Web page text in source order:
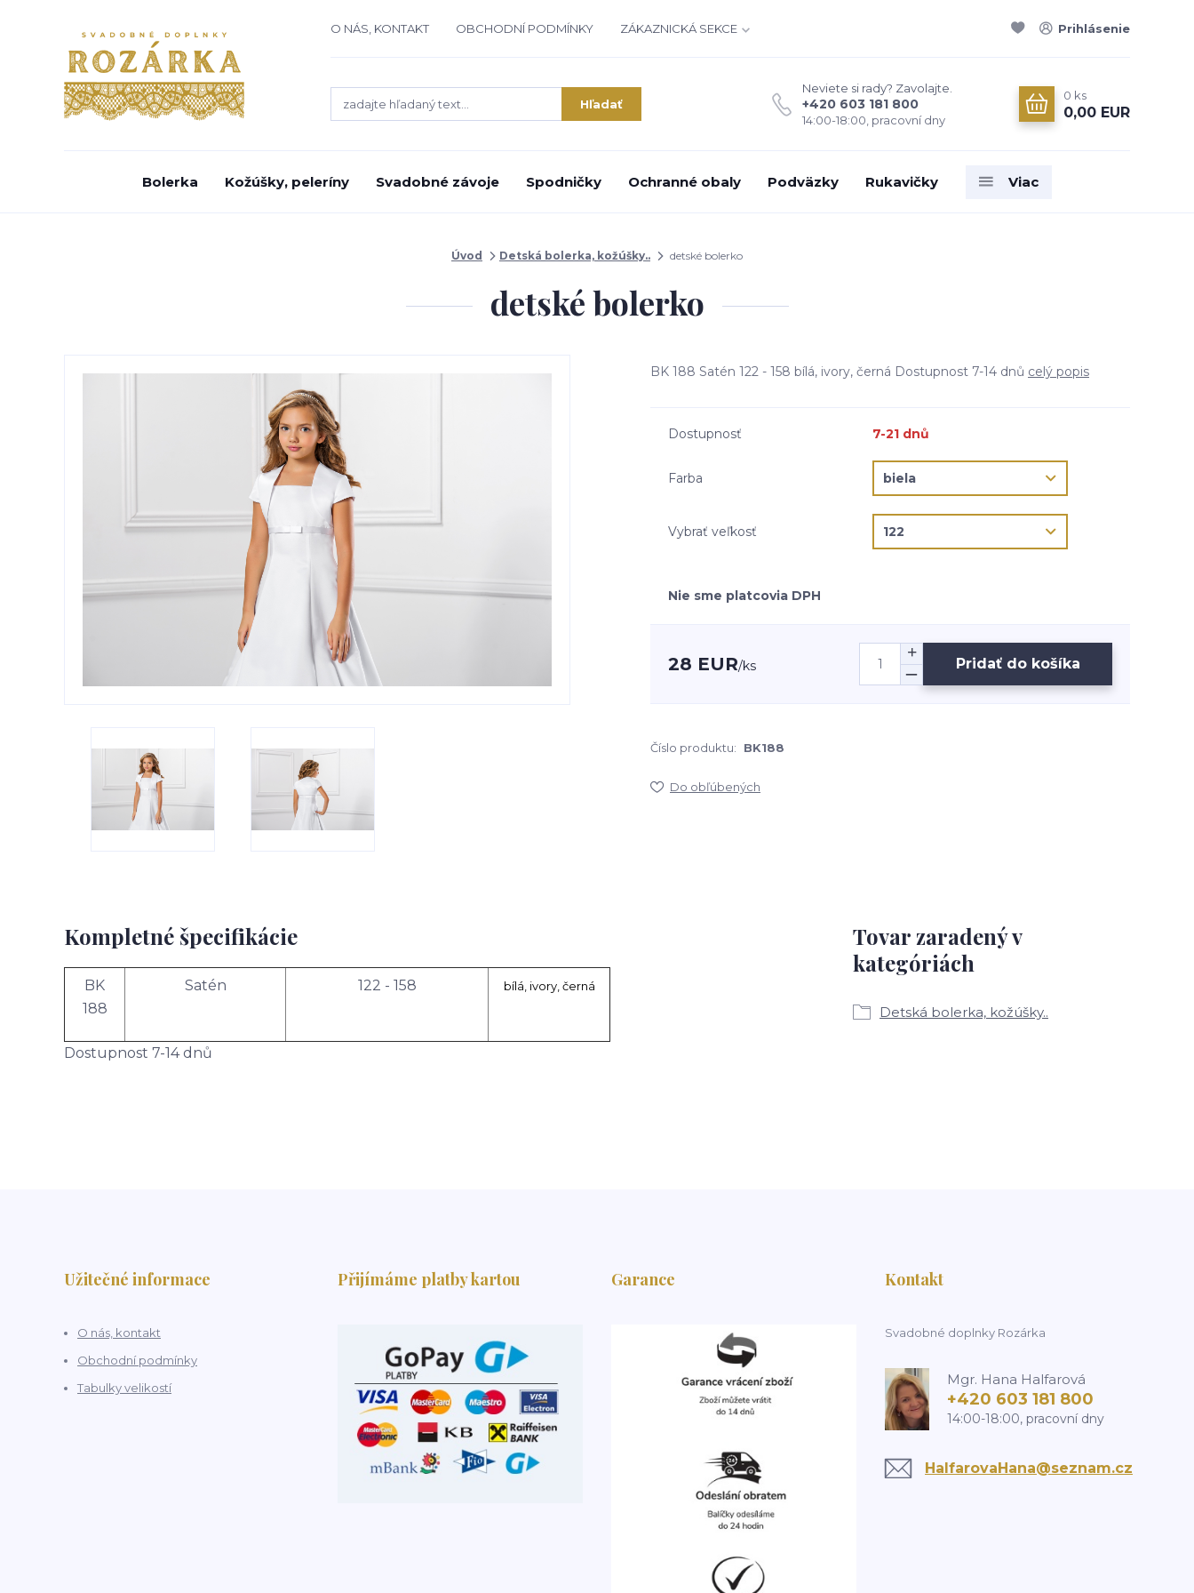
O NÁS, KONTAKT OBCHODNÍ PODMÍNKY ZÁKAZNICKÁ SEKCE Prihlásenie
Hľadať
Neviete si rady? Zavolajte.
+420 603 181 800
14:00-18:00, pracovní dny
0 ks
0,00 EUR
Bolerka Kožúšky, peleríny Svadobné závoje Spodničky Ochranné obaly Podväzky Rukavičky Viac
Úvod Detská bolerka, kožúšky.. detské bolerko
detské bolerko
BK 188 Satén 122 - 158 bílá, ivory, černá Dostupnost 7-14 dnů celý popis
Dostupnosť 7-21 dnů
Farba
Vybrať veľkosť
Nie sme platcovia DPH
28 EUR/ks Pridať do košíka
Číslo produktu: BK188
Do obľúbených
Kompletné špecifikácie
BK
188
Satén 122 - 158 bílá, ivory, černá
Dostupnost 7-14 dnů
Tovar zaradený v
kategóriách
Detská bolerka, kožúšky..
Užitečné informace
O nás, kontakt
Obchodní podmínky
Tabulky velikostí
Přijímáme platby kartou Garance Kontakt
Svadobné doplnky Rozárka
Mgr. Hana Halfarová
+420 603 181 800
14:00-18:00, pracovní dny
HalfarovaHana@seznam.cz